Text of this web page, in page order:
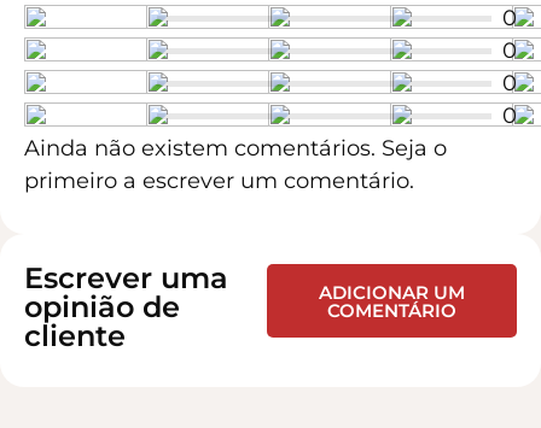
0
0
0
0
Ainda não existem comentários. Seja o
primeiro a escrever um comentário.
Escrever uma
opinião de
cliente
ADICIONAR UM
COMENTÁRIO